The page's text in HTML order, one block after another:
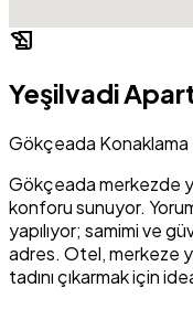
history_edu
Yeşilvadi
Gökçeada Konaklama
Gökçeada merkezde
konforu sunuyor.
yapılıyor; samimi ve
adres. Otel, merkeze
tadını çıkarmak için